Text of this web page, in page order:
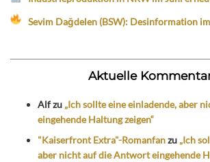
Sevim Dağdelen (BSW): Desinformation
Aktuelle
Alfzu „Ich sollte eine einladende, aber
eingehende Haltung zeigen“
"Kaiserfront Extra"-Romanfanzu „Ich
aber nicht auf die Antwort eingehende